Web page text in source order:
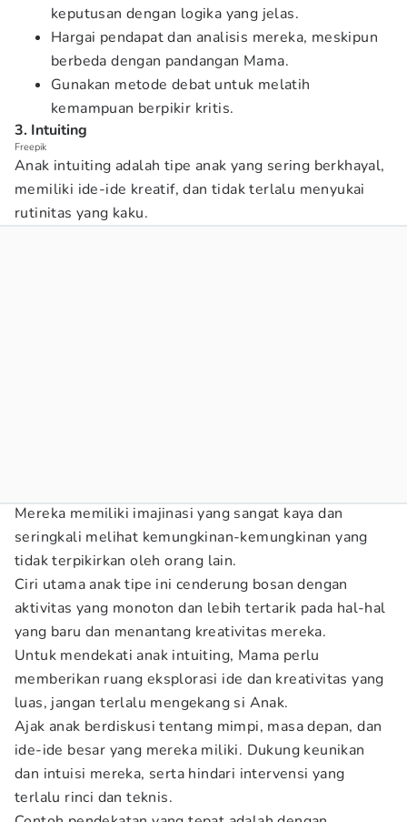
keputusan dengan logika yang jelas.
Hargai pendapat dan analisis mereka, meskipun
berbeda dengan pandangan Mama.
Gunakan metode debat untuk melatih
kemampuan berpikir kritis.
3. Intuiting
Freepik
Anak intuiting adalah tipe anak yang sering berkhayal,
memiliki ide-ide kreatif, dan tidak terlalu menyukai
rutinitas yang kaku.
Mereka memiliki imajinasi yang sangat kaya dan
seringkali melihat kemungkinan-kemungkinan yang
tidak terpikirkan oleh orang lain.
Ciri utama anak tipe ini cenderung bosan dengan
aktivitas yang monoton dan lebih tertarik pada hal-hal
yang baru dan menantang kreativitas mereka.
Untuk mendekati anak intuiting, Mama perlu
memberikan ruang eksplorasi ide dan kreativitas yang
luas, jangan terlalu mengekang si Anak.
Ajak anak berdiskusi tentang mimpi, masa depan, dan
ide-ide besar yang mereka miliki. Dukung keunikan
dan intuisi mereka, serta hindari intervensi yang
terlalu rinci dan teknis.